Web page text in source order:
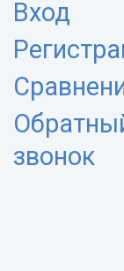
Вход
звонок